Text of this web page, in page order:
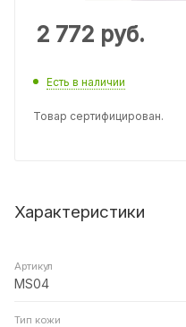
2 772 руб.
Есть в наличии
Товар сертифицирован.
Характеристики
Артикул
MS04
Тип кожи